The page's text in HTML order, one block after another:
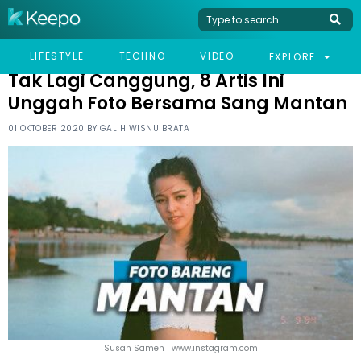
LIFESTYLE TECHNO VIDEO EXPLORE
HOME CELEB
TAK LAGI CANGGUNG, 8 ARTIS INI UNGGAH FOTO BERSAMA SANG
Tak Lagi Canggung, 8 Artis Ini
Unggah Foto Bersama Sang Mantan
01 OKTOBER 2020 BY GALIH WISNU BRATA
Susan Sameh | www.instagram.com